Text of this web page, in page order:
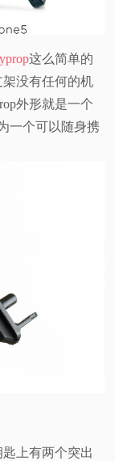
这么简单的
架没有任何的机
外形就是一个
一个可以随身携
上有两个突出